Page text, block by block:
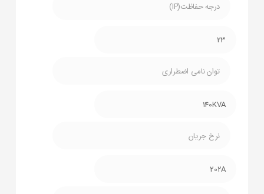
درجه حفاظت(IP)
23
توان نامی اضطراری
140KVA
نرخ جریان
202A